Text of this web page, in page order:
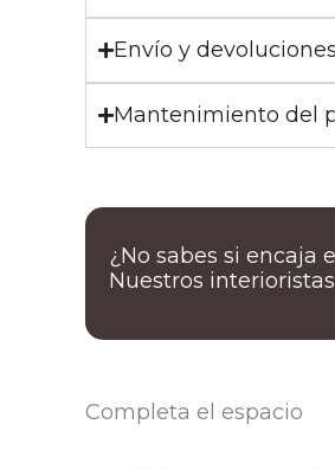
Envío y devoluciones
Mantenimiento del
¿No sabes si encaja
Nuestros
Completa el espacio